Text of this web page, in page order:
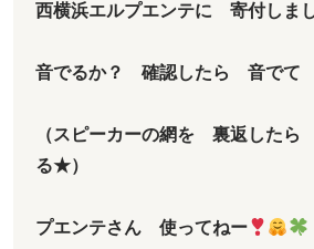
西横浜エルプエンテに 寄付しま
音でるか？ 確認したら 音で
（スピーカーの網を 裏返した
る★）
プエンテさん 使ってねー